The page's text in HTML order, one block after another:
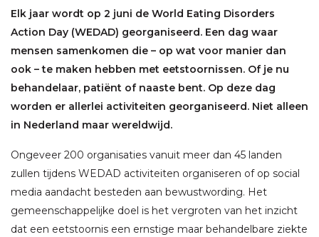
Elk jaar wordt op 2 juni de World Eating Disorders
Action Day (WEDAD) georganiseerd. Een dag waar
mensen samenkomen die – op wat voor manier dan
ook – te maken hebben met eetstoornissen. Of je nu
behandelaar, patiënt of naaste bent. Op deze dag
worden er allerlei activiteiten georganiseerd. Niet alleen
in Nederland maar wereldwijd.
Ongeveer 200 organisaties vanuit meer dan 45 landen
zullen tijdens WEDAD activiteiten organiseren of op social
media aandacht besteden aan bewustwording. Het
gemeenschappelijke doel is het vergroten van het inzicht
dat een eetstoornis een ernstige maar behandelbare ziekte